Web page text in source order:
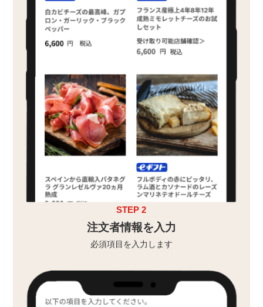
STEP 2
注文者情報を入力
必須項目を入力します